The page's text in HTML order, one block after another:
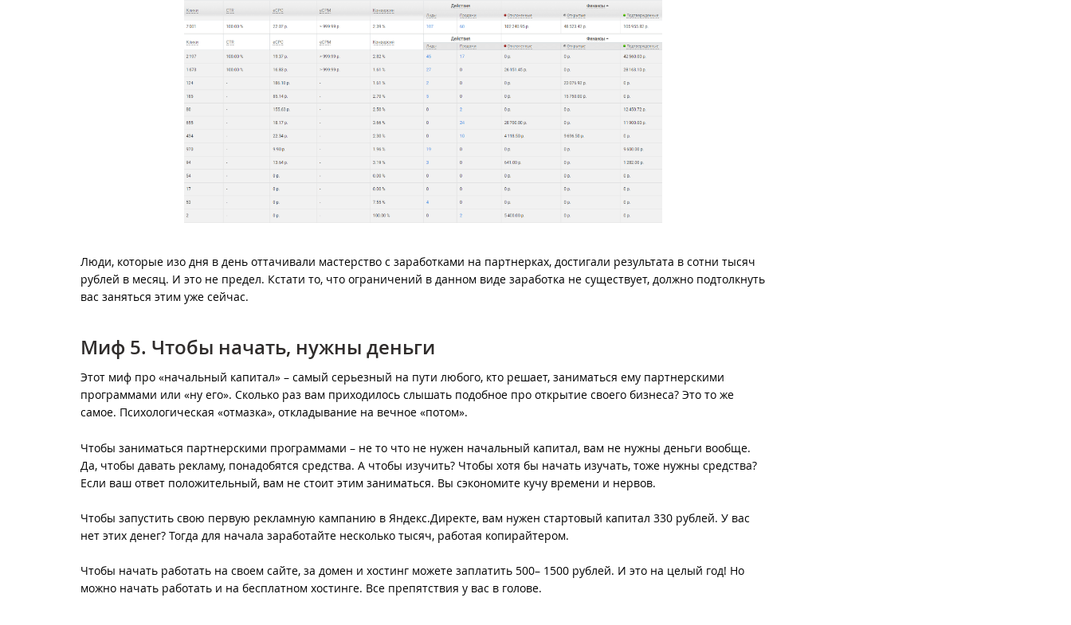
Люди, которые изо дня в день оттачивали мастерство с заработками на партнерках, достигали результата в сотни тысяч
рублей в месяц. И это не предел. Кстати то, что ограничений в данном виде заработка не существует, должно подтолкнуть
вас заняться этим уже сейчас.
Миф 5. Чтобы начать, нужны деньги
Этот миф про «начальный капитал» – самый серьезный на пути любого, кто решает, заниматься ему партнерскими
программами или «ну его». Сколько раз вам приходилось слышать подобное про открытие своего бизнеса? Это то же
самое. Психологическая «отмазка», откладывание на вечное «потом».
Чтобы заниматься партнерскими программами – не то что не нужен начальный капитал, вам не нужны деньги вообще.
Да, чтобы давать рекламу, понадобятся средства. А чтобы изучить? Чтобы хотя бы начать изучать, тоже нужны средства?
Если ваш ответ положительный, вам не стоит этим заниматься. Вы сэкономите кучу времени и нервов.
Чтобы запустить свою первую рекламную кампанию в Яндекс.Директе, вам нужен стартовый капитал 330 рублей. У вас
нет этих денег? Тогда для начала заработайте несколько тысяч, работая копирайтером.
Чтобы начать работать на своем сайте, за домен и хостинг можете заплатить 500– 1500 рублей. И это на целый год! Но
можно начать работать и на бесплатном хостинге. Все препятствия у вас в голове.